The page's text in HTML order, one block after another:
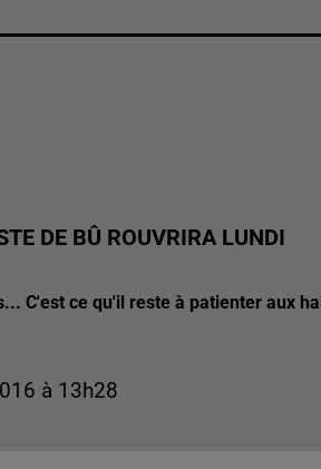
DE BÛ ROUVRIRA LUNDI
C'est ce qu'il reste à patienter aux
à 13h28